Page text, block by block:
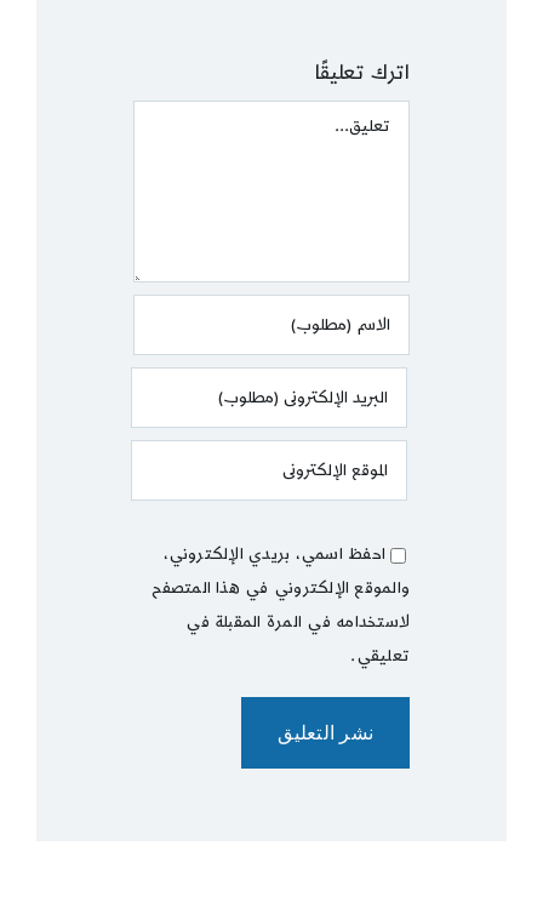
اترك تعليقًا
Comment
احفظ اسمي، بريدي الإلكتروني،
والموقع الإلكتروني في هذا المتصفح
لاستخدامه في المرة المقبلة في
تعليقي.